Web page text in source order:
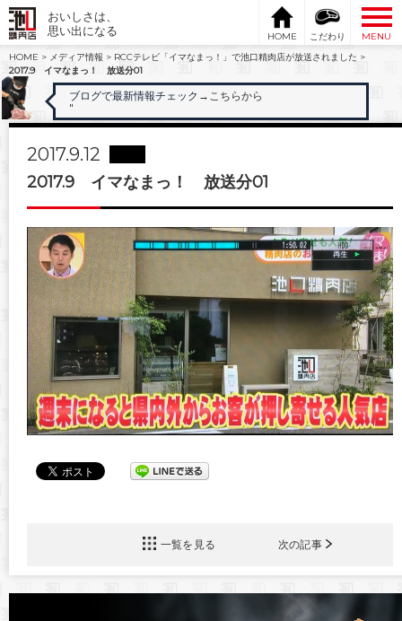
おいしさは、
思い出になる
HOME こだわり
MENU
HOME > メディア情報 > RCCテレビ「イマなまっ！」で池口精肉店が放送されました >
2017.9 イマなまっ！ 放送分01
ブログで最新情報チェック →こちらから
"
2017.9.12
2017.9 イマなまっ！ 放送分01
一覧を見る 次の記事